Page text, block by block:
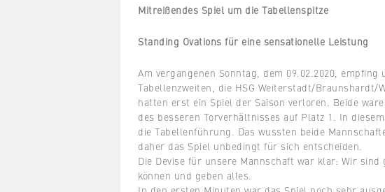
Mitreißendes Spiel um die Tabellenspitze
Standing Ovations für eine sensationelle Leistung
Am vergangenen Sonntag, dem 09.02.2020, empfing
Tabellenzweiten, die HSG Weiterstadt/Braunshardt/
hatten erst ein Spiel der Saison verloren. Beide
des besseren Torverhältnisses auf Platz 1. In
die Tabellenführung. Das wussten beide
daher das Spiel unbedingt für sich entscheiden.
Die Devise für unsere Mannschaft war klar: Wir
können und geben alles.